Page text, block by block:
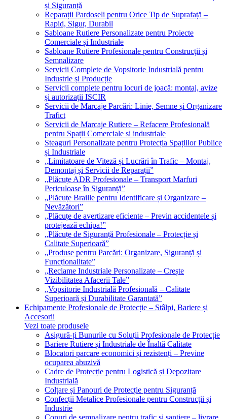
și Siguranță
Reparații Pardoseli pentru Orice Tip de Suprafață –
Rapid, Sigur, Durabil
Sabloane Rutiere Personalizate pentru Proiecte
Comerciale și Industriale
Sabloane Rutiere Profesionale pentru Construcții și
Semnalizare
Servicii Complete de Vopsitorie Industrială pentru
Industrie și Producție
Servicii complete pentru locuri de joacă: montaj, avize
și autorizații ISCIR
Servicii de Marcaje Parcări: Linie, Semne și Organizare
Trafict
Servicii de Marcaje Rutiere – Refacere Profesională
pentru Spații Comerciale si industriale
Steaguri Personalizate pentru Protecția Spațiilor Publice
și Industriale
„Limitatoare de Viteză și Lucrări în Trafic – Montaj,
Demontaj și Servicii de Reparații”
„Plăcuțe ADR Profesionale – Transport Marfuri
Periculoase în Siguranță”
„Plăcuțe Braille pentru Identificare și Organizare –
Nevăzători”
„Plăcuțe de avertizare eficiente – Previn accidentele și
protejează echipa!”
„Plăcuțe de Siguranță Profesionale – Protecție și
Calitate Superioară”
„Produse pentru Parcări: Organizare, Siguranță și
Funcționalitate”
„Reclame Industriale Personalizate – Crește
Vizibilitatea Afacerii Tale”
„Vopsitorie Industrială Profesională – Calitate
Superioară și Durabilitate Garantată”
Echipamente Profesionale de Protecție – Stâlpi, Bariere și
Accesorii
Vezi toate produsele
Asigură-ți Bunurile cu Soluții Profesionale de Protecție
Bariere Rutiere și Industriale de Înaltă Calitate
Blocatori parcare economici și rezistenți – Previne
ocuparea abuzivă
Cadre de Protecție pentru Logistică și Depozitare
Industrială
Colțare și Panouri de Protecție pentru Siguranță
Confecții Metalice Profesionale pentru Construcții și
Industrie
Conuri de semnalizare pentru trafic și șantiere – livrare